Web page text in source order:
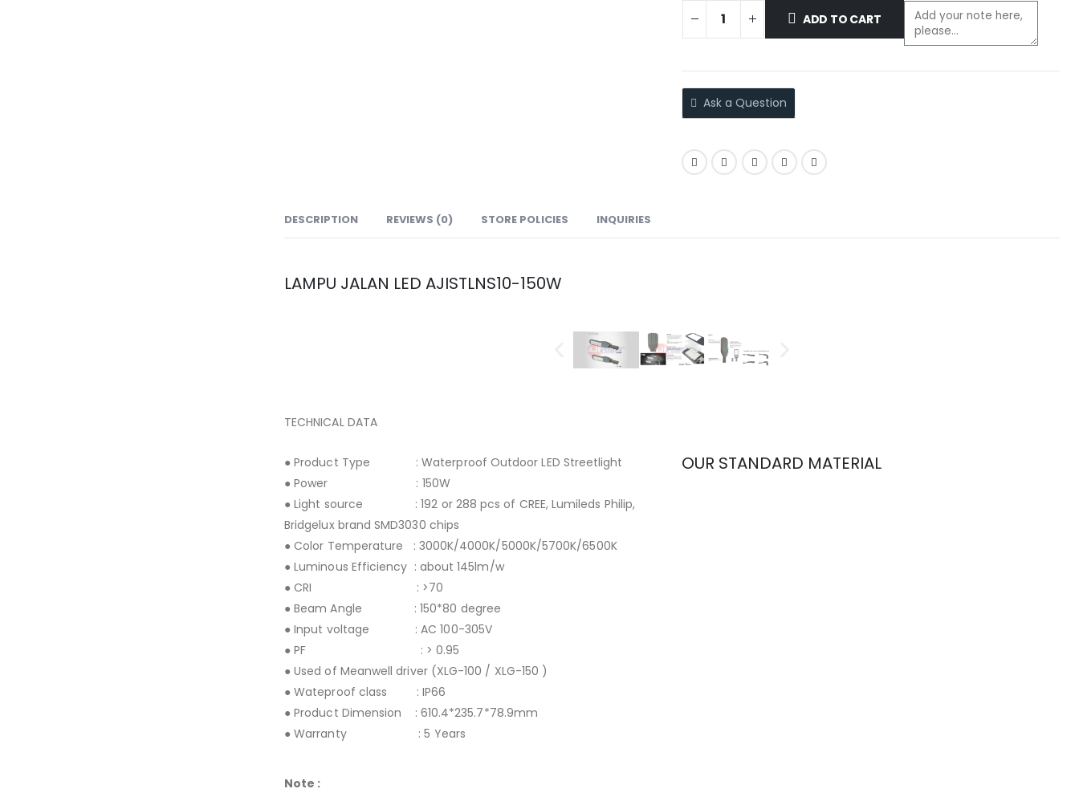
ADD TO CART
Ask a Question
DESCRIPTION REVIEWS (0) STORE POLICIES INQUIRIES
LAMPU JALAN LED AJISTLNS10-150W
TECHNICAL DATA
● Product Type : Waterproof Outdoor LED Streetlight
● Power : 150W
● Light source : 192 or 288 pcs of CREE, Lumileds Philip,
Bridgelux brand SMD3030 chips
● Color Temperature : 3000K/4000K/5000K/5700K/6500K
● Luminous Efficiency : about 145lm/w
● CRI : >70
● Beam Angle : 150*80 degree
● Input voltage : AC 100-305V
● PF : > 0.95
● Used of Meanwell driver (XLG-100 / XLG-150 )
● Wateproof class : IP66
● Product Dimension : 610.4*235.7*78.9mm
● Warranty : 5 Years
OUR STANDARD MATERIAL
Note :